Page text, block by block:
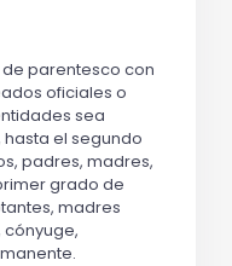
parentesco con
oficiales o
sea
hasta el segundo
padres, madres,
grado de
madres